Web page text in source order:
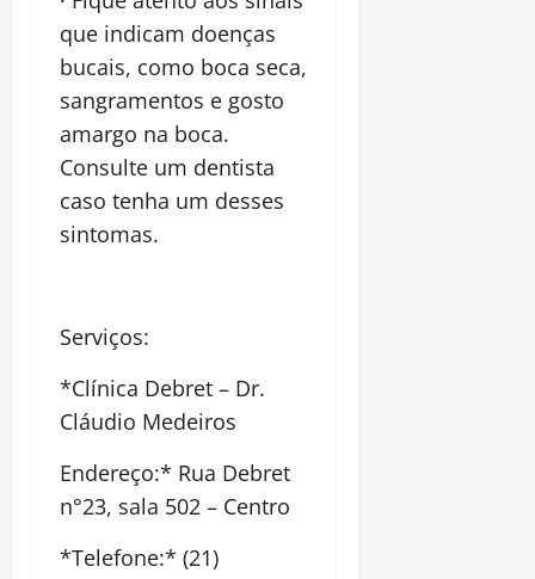
que indicam doenças
bucais, como boca seca,
sangramentos e gosto
amargo na boca.
Consulte um dentista
caso tenha um desses
sintomas.
Serviços:
*Clínica Debret – Dr.
Cláudio Medeiros
Endereço:* Rua Debret
n°23, sala 502 – Centro
*Telefone:* (21)